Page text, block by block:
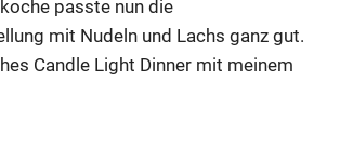
passte nun die
mit Nudeln und Lachs ganz gut.
Candle Light Dinner mit meinem